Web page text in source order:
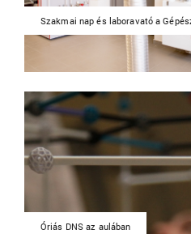
Szakmai nap és laboravató a
Óriás DNS az aulában